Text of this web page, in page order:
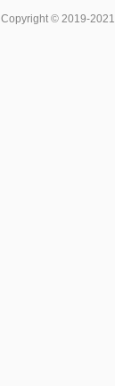
Copyright © 2019-2021